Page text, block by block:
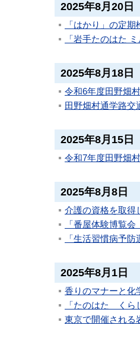
2025年8月20日
「はかり」の定
「岩手たのはた
2025年8月18日
令和6年度田野畑
田野畑村通学路交
2025年8月15日
令和7年度田野畑
2025年8月8日
介護の資格を取得
「番屋体験博覧
「生活習慣病予
2025年8月1日
香りのマナーと化
「たのはた くら
東京で開催される